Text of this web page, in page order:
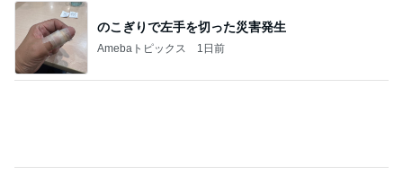
のこぎりで左手を切った災害発生
Amebaトピックス 1日前